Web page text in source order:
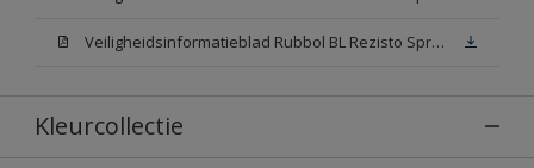
Veiligheidsinformatieblad Rubbol BL Rezisto Spray N00 (MSDS)
Kleurcollectie